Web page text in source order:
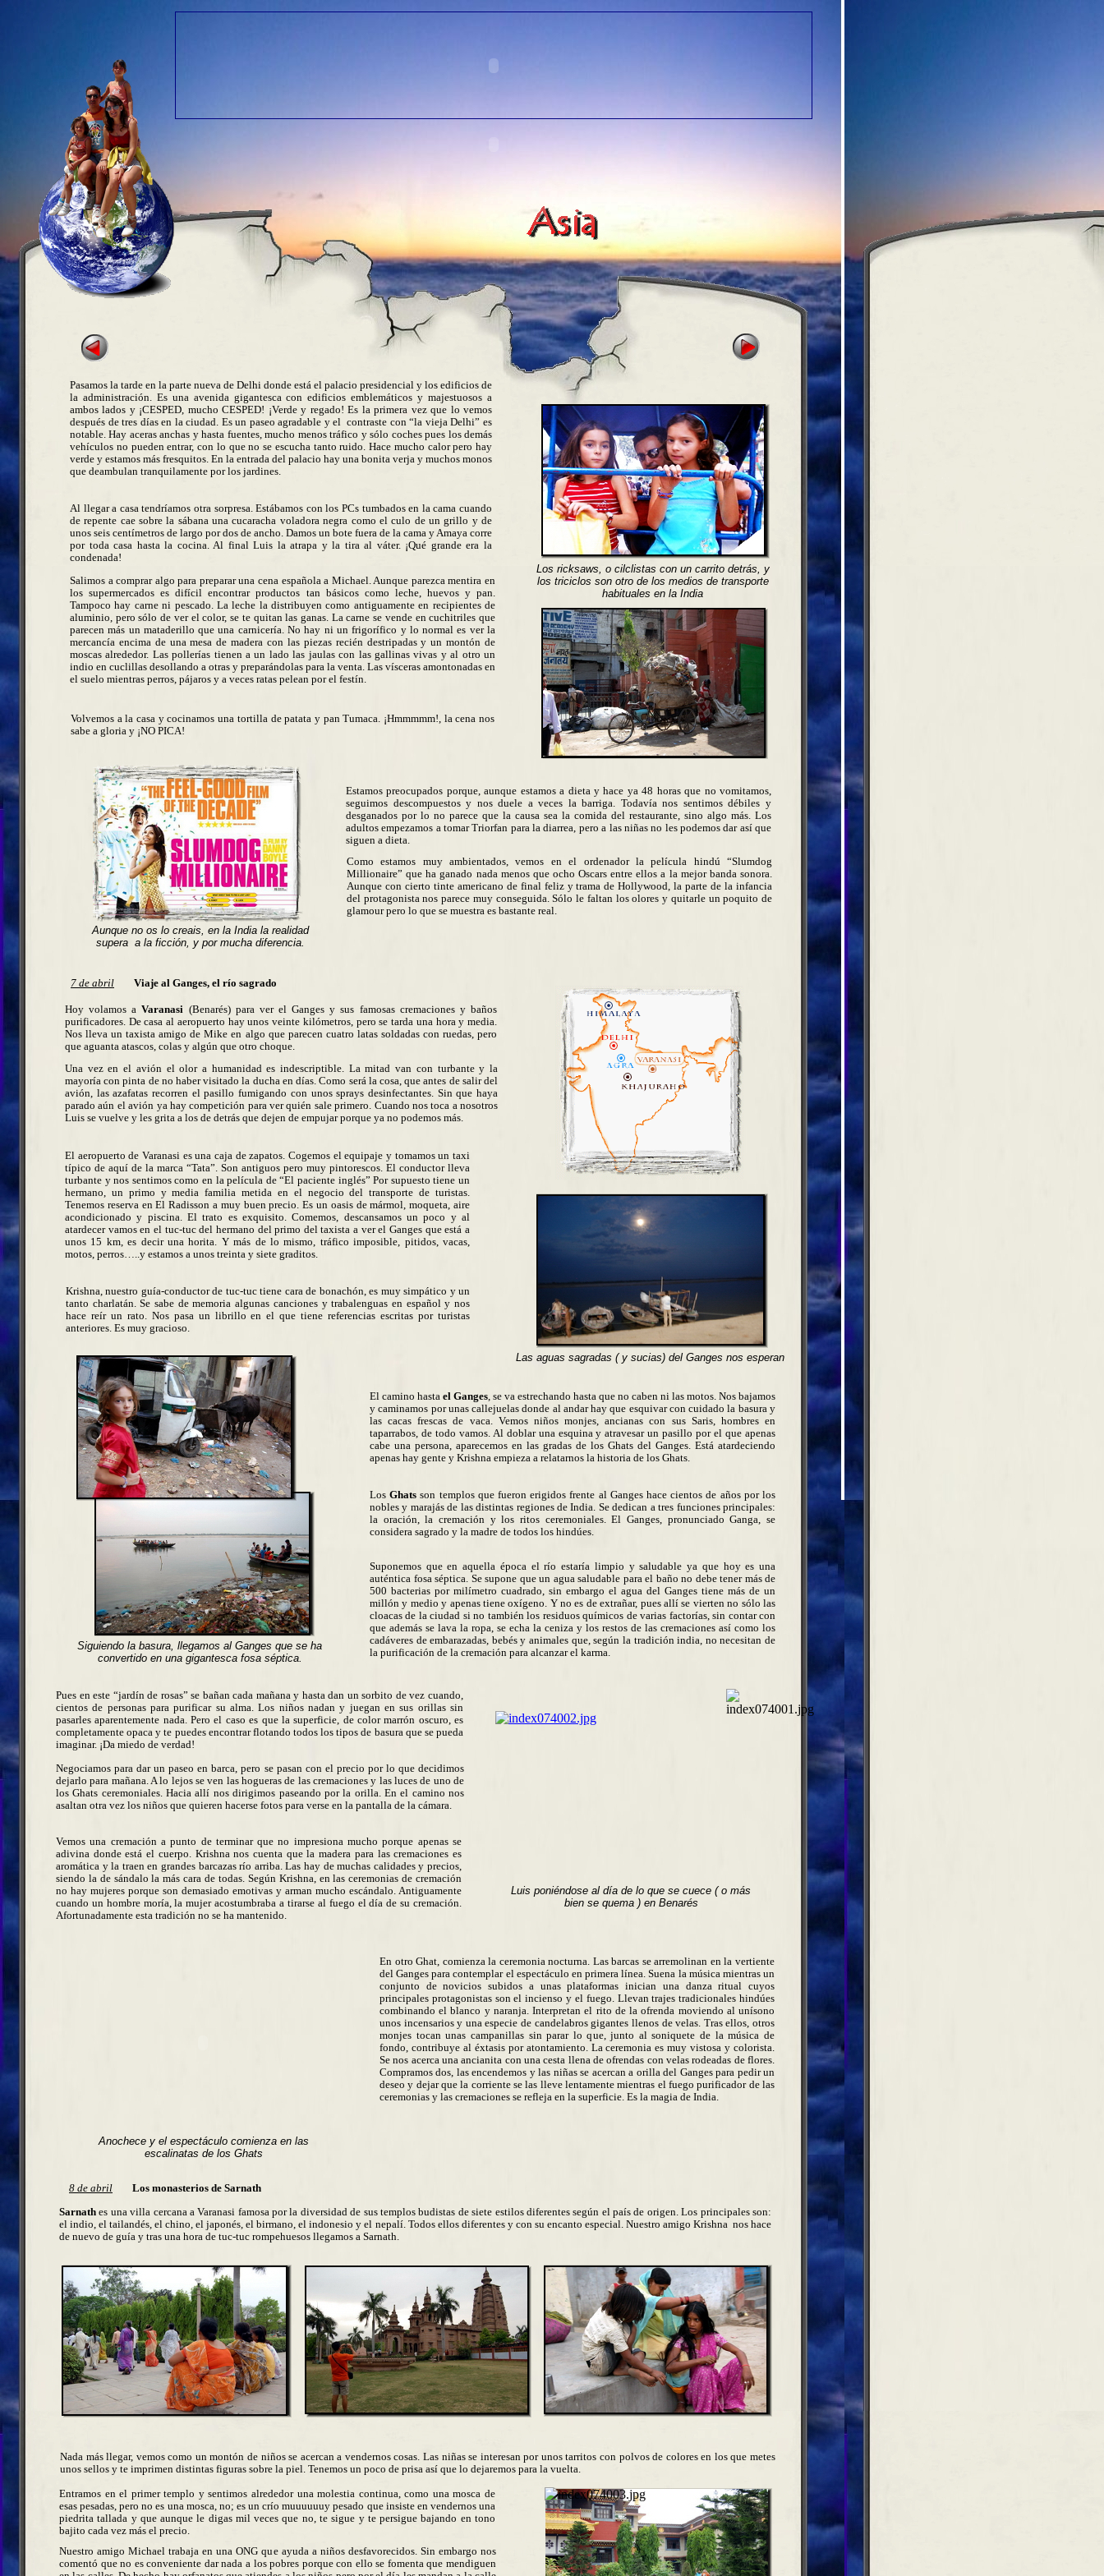
Los ricksaws, o cilclistas con un carrito detrás, y
los triciclos son otro de los medios de transporte
habituales en la India
Pasamos la tarde en la parte nueva de Delhi donde está el palacio presidencial y los edificios de
la administración. Es una avenida gigantesca con edificios emblemáticos y majestuosos a
ambos lados y ¡CESPED, mucho CESPED! ¡Verde y regado! Es la primera vez que lo vemos
después de tres días en la ciudad. Es un paseo agradable y el contraste con “la vieja Delhi” es
notable. Hay aceras anchas y hasta fuentes, mucho menos tráfico y sólo coches pues los demás
vehículos no pueden entrar, con lo que no se escucha tanto ruido. Hace mucho calor pero hay
verde y estamos más fresquitos. En la entrada del palacio hay una bonita verja y muchos monos
que deambulan tranquilamente por los jardines.
Al llegar a casa tendríamos otra sorpresa. Estábamos con los PCs tumbados en la cama cuando
de repente cae sobre la sábana una cucaracha voladora negra como el culo de un grillo y de
unos seis centímetros de largo por dos de ancho. Damos un bote fuera de la cama y Amaya corre
por toda casa hasta la cocina. Al final Luis la atrapa y la tira al váter. ¡Qué grande era la
condenada!
Salimos a comprar algo para preparar una cena española a Michael. Aunque parezca mentira en
los supermercados es difícil encontrar productos tan básicos como leche, huevos y pan.
Tampoco hay carne ni pescado. La leche la distribuyen como antiguamente en recipientes de
aluminio, pero sólo de ver el color, se te quitan las ganas. La carne se vende en cuchitriles que
parecen más un mataderillo que una carnicería. No hay ni un frigorífico y lo normal es ver la
mercancía encima de una mesa de madera con las piezas recién destripadas y un montón de
moscas alrededor. Las pollerías tienen a un lado las jaulas con las gallinas vivas y al otro un
indio en cuclillas desollando a otras y preparándolas para la venta. Las vísceras amontonadas en
el suelo mientras perros, pájaros y a veces ratas pelean por el festín.
Volvemos a la casa y cocinamos una tortilla de patata y pan Tumaca. ¡Hmmmmm!, la cena nos
sabe a gloria y ¡NO PICA!
Estamos preocupados porque, aunque estamos a dieta y hace ya 48 horas que no vomitamos,
seguimos descompuestos y nos duele a veces la barriga. Todavía nos sentimos débiles y
desganados por lo no parece que la causa sea la comida del restaurante, sino algo más. Los
adultos empezamos a tomar Triorfan para la diarrea, pero a las niñas no les podemos dar así que
siguen a dieta.
Como estamos muy ambientados, vemos en el ordenador la película hindú “Slumdog
Millionaire” que ha ganado nada menos que ocho Oscars entre ellos a la mejor banda sonora.
Aunque con cierto tinte americano de final feliz y trama de Hollywood, la parte de la infancia
del protagonista nos parece muy conseguida. Sólo le faltan los olores y quitarle un poquito de
glamour pero lo que se muestra es bastante real.
Aunque no os lo creais, en la India la realidad
supera a la ficción, y por mucha diferencia.
7 de abril Viaje al Ganges, el río sagrado
Hoy volamos aVaranasi (Benarés) para ver el Ganges y sus famosas cremaciones y baños
purificadores. De casa al aeropuerto hay unos veinte kilómetros, pero se tarda una hora y media.
Nos lleva un taxista amigo de Mike en algo que parecen cuatro latas soldadas con ruedas, pero
que aguanta atascos, colas y algún que otro choque.
Una vez en el avión el olor a humanidad es indescriptible. La mitad van con turbante y la
mayoría con pinta de no haber visitado la ducha en días. Como será la cosa, que antes de salir del
avión, las azafatas recorren el pasillo fumigando con unos sprays desinfectantes. Sin que haya
parado aún el avión ya hay competición para ver quién sale primero. Cuando nos toca a nosotros
Luis se vuelve y les grita a los de detrás que dejen de empujar porque ya no podemos más.
El aeropuerto de Varanasi es una caja de zapatos. Cogemos el equipaje y tomamos un taxi
típico de aquí de la marca “Tata”. Son antiguos pero muy pintorescos. El conductor lleva
turbante y nos sentimos como en la película de “El paciente inglés” Por supuesto tiene un
hermano, un primo y media familia metida en el negocio del transporte de turistas.
Tenemos reserva en El Radisson a muy buen precio. Es un oasis de mármol, moqueta, aire
acondicionado y piscina. El trato es exquisito. Comemos, descansamos un poco y al
atardecer vamos en el tuc-tuc del hermano del primo del taxista a ver el Ganges que está a
unos 15 km, es decir una horita. Y más de lo mismo, tráfico imposible, pitidos, vacas,
motos, perros…..y estamos a unos treinta y siete graditos.
Krishna, nuestro guía-conductor de tuc-tuc tiene cara de bonachón, es muy simpático y un
tanto charlatán. Se sabe de memoria algunas canciones y trabalenguas en español y nos
hace reír un rato. Nos pasa un librillo en el que tiene referencias escritas por turistas
anteriores. Es muy gracioso.
El camino hasta el Ganges, se va estrechando hasta que no caben ni las motos. Nos bajamos
y caminamos por unas callejuelas donde al andar hay que esquivar con cuidado la basura y
las cacas frescas de vaca. Vemos niños monjes, ancianas con sus Saris, hombres en
taparrabos, de todo vamos. Al doblar una esquina y atravesar un pasillo por el que apenas
cabe una persona, aparecemos en las gradas de los Ghats del Ganges. Está atardeciendo
apenas hay gente y Krishna empieza a relatarnos la historia de los Ghats.
Los Ghats son templos que fueron erigidos frente al Ganges hace cientos de años por los
nobles y marajás de las distintas regiones de India. Se dedican a tres funciones principales:
la oración, la cremación y los ritos ceremoniales. El Ganges, pronunciado Ganga, se
considera sagrado y la madre de todos los hindúes.
Suponemos que en aquella época el río estaría limpio y saludable ya que hoy es una
auténtica fosa séptica. Se supone que un agua saludable para el baño no debe tener más de
500 bacterias por milímetro cuadrado, sin embargo el agua del Ganges tiene más de un
millón y medio y apenas tiene oxígeno. Y no es de extrañar, pues allí se vierten no sólo las
cloacas de la ciudad si no también los residuos químicos de varias factorías, sin contar con
que además se lava la ropa, se echa la ceniza y los restos de las cremaciones así como los
cadáveres de embarazadas, bebés y animales que, según la tradición india, no necesitan de
la purificación de la cremación para alcanzar el karma.
Pues en este “jardín de rosas” se bañan cada mañana y hasta dan un sorbito de vez cuando,
cientos de personas para purificar su alma. Los niños nadan y juegan en sus orillas sin
pasarles aparentemente nada. Pero el caso es que la superficie, de color marrón oscuro, es
completamente opaca y te puedes encontrar flotando todos los tipos de basura que se pueda
imaginar. ¡Da miedo de verdad!
Negociamos para dar un paseo en barca, pero se pasan con el precio por lo que decidimos
dejarlo para mañana. A lo lejos se ven las hogueras de las cremaciones y las luces de uno de
los Ghats ceremoniales. Hacia allí nos dirigimos paseando por la orilla. En el camino nos
asaltan otra vez los niños que quieren hacerse fotos para verse en la pantalla de la cámara.
Vemos una cremación a punto de terminar que no impresiona mucho porque apenas se
adivina donde está el cuerpo. Krishna nos cuenta que la madera para las cremaciones es
aromática y la traen en grandes barcazas río arriba. Las hay de muchas calidades y precios,
siendo la de sándalo la más cara de todas. Según Krishna, en las ceremonias de cremación
no hay mujeres porque son demasiado emotivas y arman mucho escándalo. Antiguamente
cuando un hombre moría, la mujer acostumbraba a tirarse al fuego el día de su cremación.
Afortunadamente esta tradición no se ha mantenido.
En otro Ghat, comienza la ceremonia nocturna. Las barcas se arremolinan en la vertiente
del Ganges para contemplar el espectáculo en primera línea. Suena la música mientras un
conjunto de novicios subidos a unas plataformas inician una danza ritual cuyos
principales protagonistas son el incienso y el fuego. Llevan trajes tradicionales hindúes
combinando el blanco y naranja. Interpretan el rito de la ofrenda moviendo al unísono
unos incensarios y una especie de candelabros gigantes llenos de velas. Tras ellos, otros
monjes tocan unas campanillas sin parar lo que, junto al soniquete de la música de
fondo, contribuye al éxtasis por atontamiento. La ceremonia es muy vistosa y colorista.
Se nos acerca una ancianita con una cesta llena de ofrendas con velas rodeadas de flores.
Compramos dos, las encendemos y las niñas se acercan a orilla del Ganges para pedir un
deseo y dejar que la corriente se las lleve lentamente mientras el fuego purificador de las
ceremonias y las cremaciones se refleja en la superficie. Es la magia de India.
8 de abril
Los monasterios de Sarnath
Sarnath es una villa cercana a Varanasi famosa por la diversidad de sus templos budistas de siete estilos diferentes según el país de origen. Los principales son:
el indio, el tailandés, el chino, el japonés, el birmano, el indonesio y el nepalí. Todos ellos diferentes y con su encanto especial. Nuestro amigo Krishna nos hace
de nuevo de guía y tras una hora de tuc-tuc rompehuesos llegamos a Sarnath.
Nada más llegar, vemos como un montón de niños se acercan a vendernos cosas. Las niñas se interesan por unos tarritos con polvos de colores en los que metes
unos sellos y te imprimen distintas figuras sobre la piel. Tenemos un poco de prisa así que lo dejaremos para la vuelta.
Entramos en el primer templo y sentimos alrededor una molestia continua, como una mosca de
esas pesadas, pero no es una mosca, no; es un crío muuuuuuy pesado que insiste en vendernos una
piedrita tallada y que aunque le digas mil veces que no, te sigue y te persigue bajando en tono
bajito cada vez más el precio.
Nuestro amigo Michael trabaja en una ONG que ayuda a niños desfavorecidos. Sin embargo nos
comentó que no es conveniente dar nada a los pobres porque con ello se fomenta que mendiguen
Las aguas sagradas ( y sucias) del Ganges nos esperan
Siguiendo la basura, llegamos al Ganges que se ha
convertido en una gigantesca fosa séptica.
Anochece y el espectáculo comienza en las
escalinatas de los Ghats
Luis poniéndose al día de lo que se cuece ( o más
bien se quema ) en Benarés